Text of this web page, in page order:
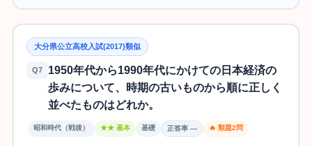
大分県公立高校入試(2017)類似
Q7
1950年代から1990年代にかけての日本経済の
歩みについて、時期の古いものから順に正しく
並べたものはどれか。
昭和時代（戦後） ★★ 基本 基礎 正答率 — 🔥 類題2問